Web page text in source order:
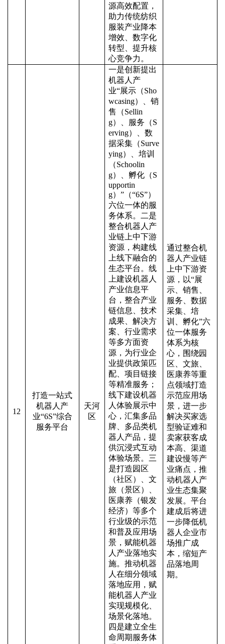
源高效配置，
助力传统纺织
服装产业降本
增效、数字化
转型、提升核
心竞争力。
12
打造一站式
机器人产
业“6S”综合
服务平台
天河
区
一是创新提出
机器人产
业“展示（Sho
wcasing）、销
售（Sellin
g）、服务（S
erving）、数
据采集（Surve
ying）、培训
（Schoolin
g）、孵化（S
upportin
g）”（“6S”）
六位一体的服
务体系。二是
整合机器人产
业链上中下游
资源，构建线
上线下融合的
生态平台。线
上建设机器人
产业信息平
台，整合产业
链信息、技术
成果、解决方
案、行业需求
等多方面资
源，为行业企
业提供政策匹
配、项目链接
等精准服务；
线下建设机器
人体验展示中
心，汇集多品
牌、多品类机
器人产品，提
供沉浸式互动
体验场景。三
是打造园区
（社区）、文
旅（景区）、
医康养（银发
经济）等多个
行业级的示范
和普及应用场
景，赋能机器
人产业落地实
施。推动机器
人在细分领域
落地应用，赋
能机器人产业
实现规模化、
场景化落地。
四是建立全生
命周期服务体
通过整合机
器人产业链
上中下游资
源，以“展
示、销售、
服务、数据
采集、培
训、孵化”六
位一体服务
体系为核
心，围绕园
区、文旅、
医康养等重
点领域打造
示范应用场
景，进一步
解决买家选
型验证难和
卖家获客成
本高、渠道
建设慢等产
业痛点，推
动机器人产
业生态集聚
发展。平台
建成后将进
一步降低机
器人企业市
场推广成
本，缩短产
品落地周
期。